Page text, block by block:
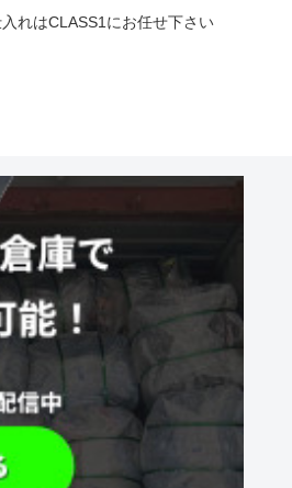
れはCLASS1にお任せ下さい